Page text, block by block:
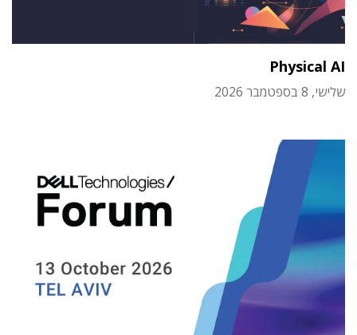
Physical AI
שלישי, 8 בספטמבר 2026